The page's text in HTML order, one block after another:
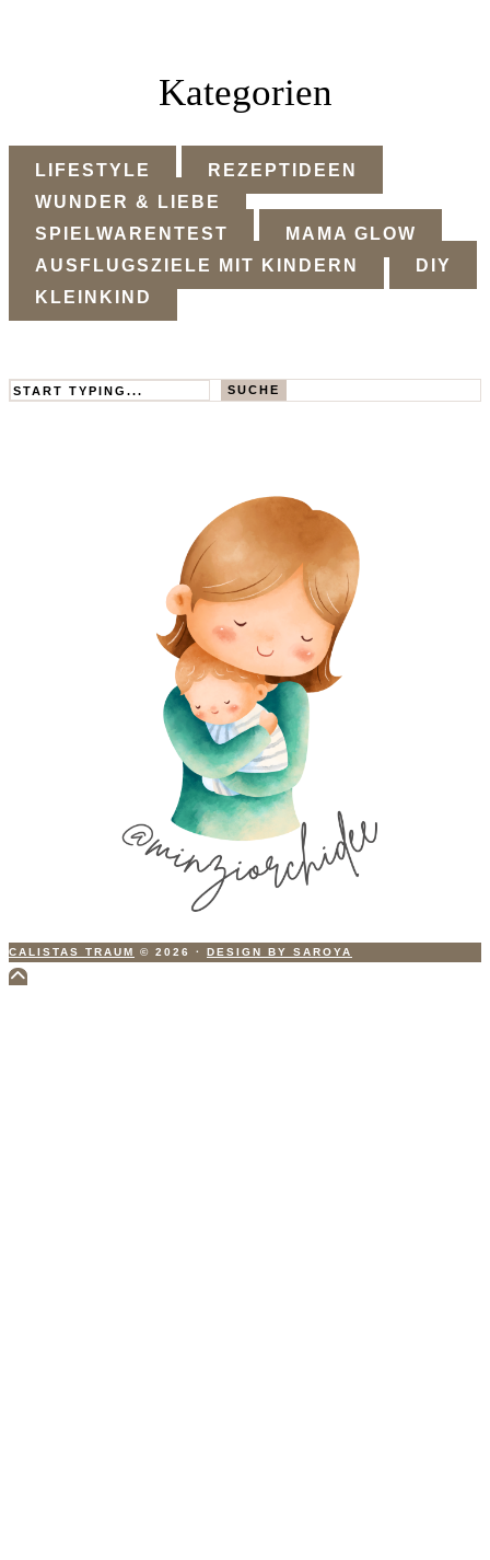
Kategorien
LIFESTYLE
REZEPTIDEEN
WUNDER & LIEBE
SPIELWARENTEST
MAMA GLOW
AUSFLUGSZIELE MIT KINDERN
DIY
KLEINKIND
Search SUCHE
CALISTAS TRAUM © 2026 · DESIGN BY SAROYA
Scroll